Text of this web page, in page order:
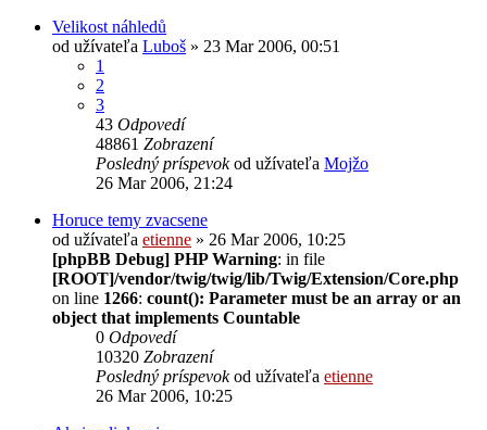
Velikost náhledů
od užívateľa Luboš » 23 Mar 2006, 00:51
1
2
3
43 Odpovedí
48861 Zobrazení
Posledný príspevokod užívateľa Mojžo
26 Mar 2006, 21:24
Horuce temy zvacsene
od užívateľa etienne » 26 Mar 2006, 10:25
[phpBB Debug] PHP Warning: in file
[ROOT]/vendor/twig/twig/lib/Twig/Extension/Core.php
on line 1266: count(): Parameter must be an array or an
object that implements Countable
0 Odpovedí
10320 Zobrazení
Posledný príspevokod užívateľa etienne
26 Mar 2006, 10:25